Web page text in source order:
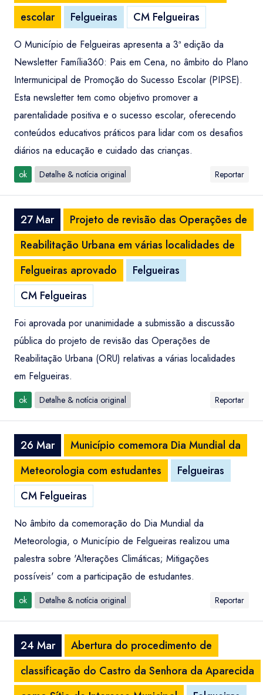
escolar
Felgueiras CM Felgueiras
O Município de Felgueiras apresenta a 3ª edição da
Newsletter Família360: Pais em Cena, no âmbito do Plano
Intermunicipal de Promoção do Sucesso Escolar (PIPSE).
Esta newsletter tem como objetivo promover a
parentalidade positiva e o sucesso escolar, oferecendo
conteúdos educativos práticos para lidar com os desafios
diários na educação e cuidado das crianças.
ok Detalhe & notícia original Reportar
27 Mar
Projeto de revisão das Operações de
Reabilitação Urbana em várias localidades de
Felgueiras aprovado
Felgueiras
CM Felgueiras
Foi aprovada por unanimidade a submissão a discussão
pública do projeto de revisão das Operações de
Reabilitação Urbana (ORU) relativas a várias localidades
em Felgueiras.
ok Detalhe & notícia original Reportar
26 Mar
Município comemora Dia Mundial da
Meteorologia com estudantes
Felgueiras
CM Felgueiras
No âmbito da comemoração do Dia Mundial da
Meteorologia, o Município de Felgueiras realizou uma
palestra sobre 'Alterações Climáticas; Mitigações
possíveis' com a participação de estudantes.
ok Detalhe & notícia original Reportar
24 Mar
Abertura do procedimento de
classificação do Castro da Senhora da Aparecida